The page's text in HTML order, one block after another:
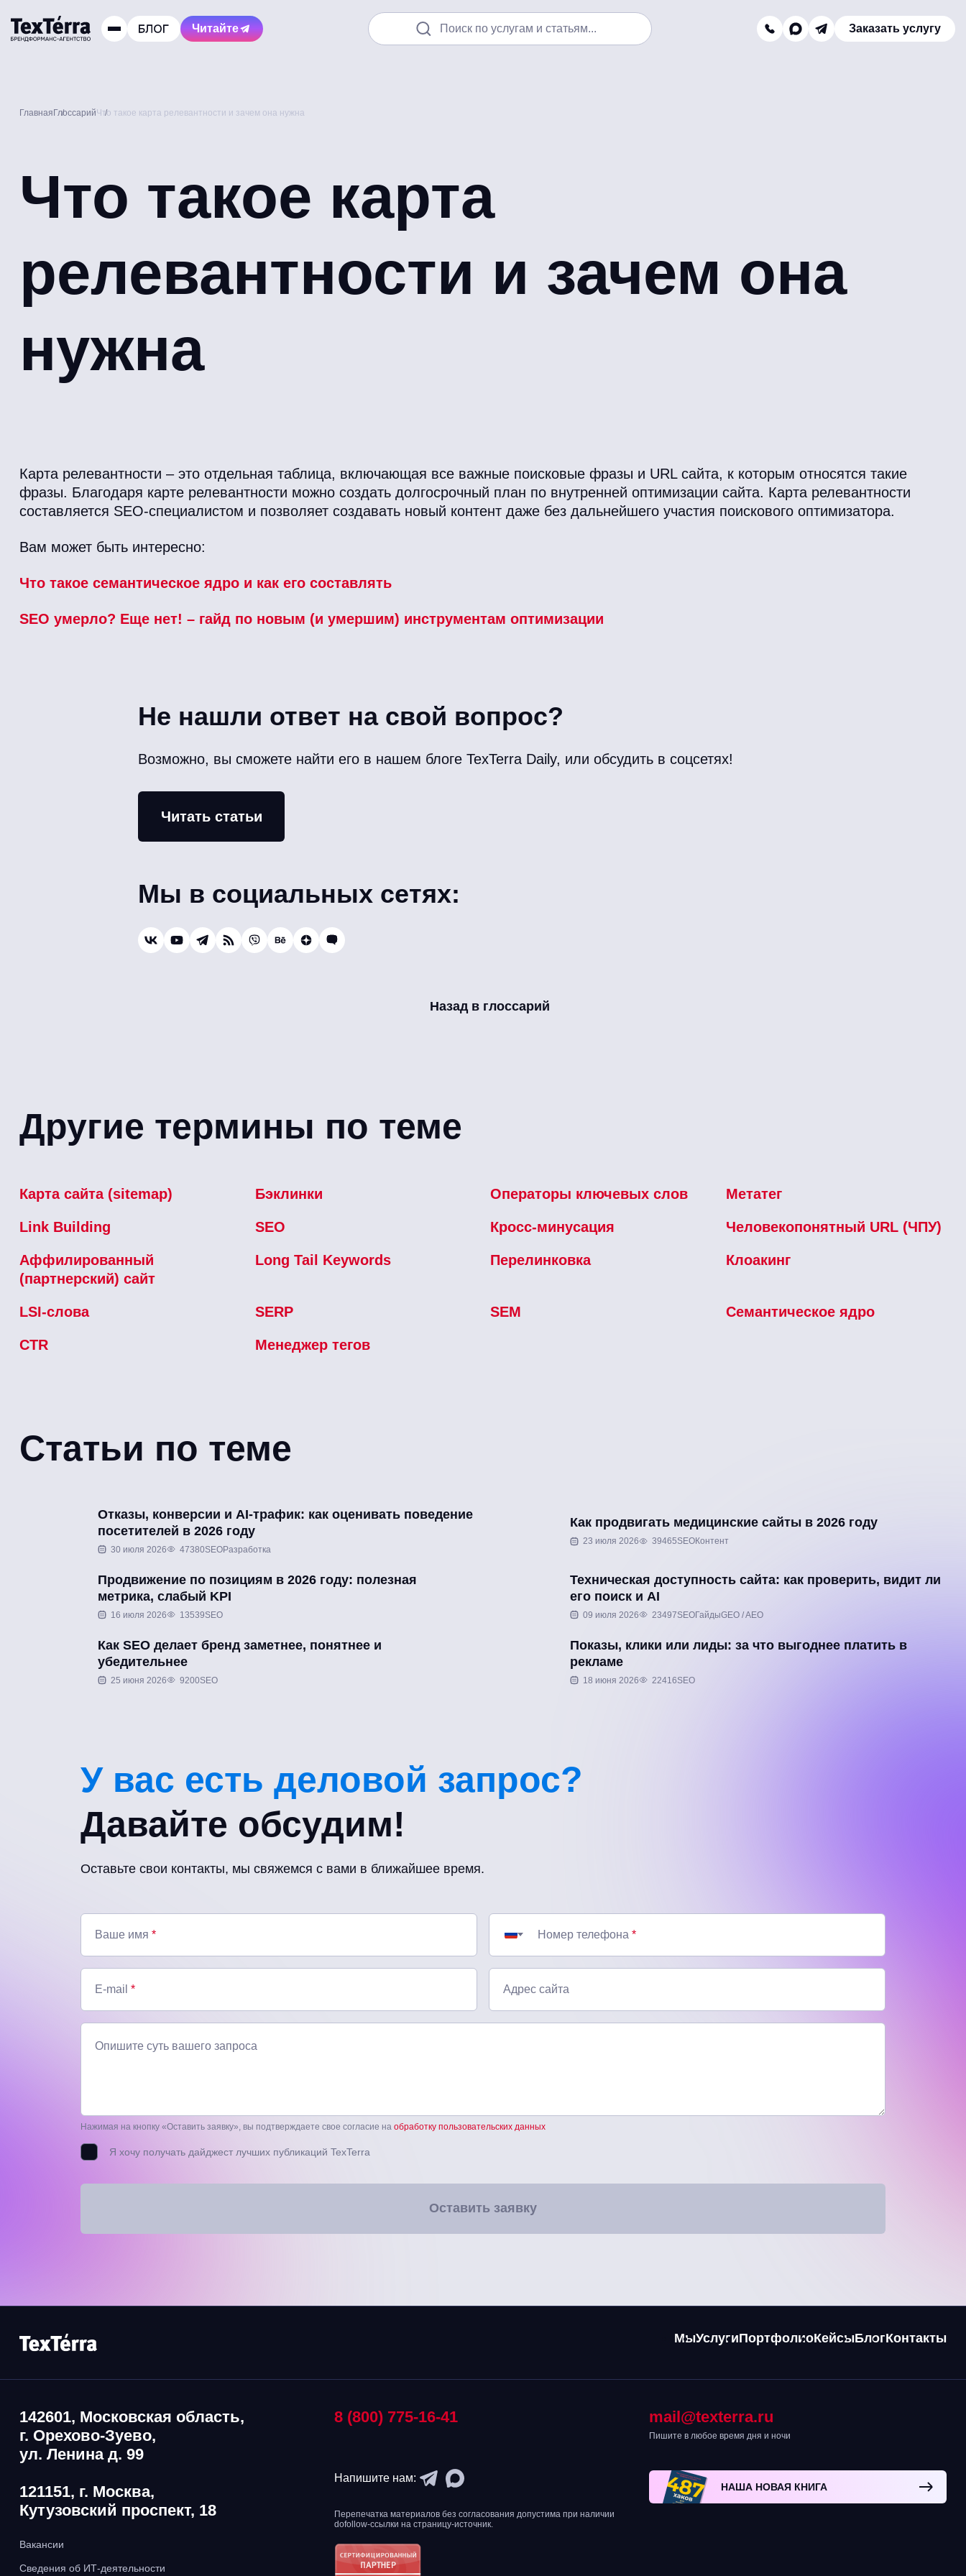
Читайте Поиск по услугам и статьям... Заказать услугу
Главная ГлоссарийЧто такое карта релевантности и зачем она нужна
Что такое карта
релевантности и зачем она
нужна
Карта релевантности – это отдельная таблица, включающая все важные поисковые фразы и URL сайта, к которым относятся такие
фразы. Благодаря карте релевантности можно создать долгосрочный план по внутренней оптимизации сайта. Карта релевантности
составляется SEO-специалистом и позволяет создавать новый контент даже без дальнейшего участия поискового оптимизатора.
Вам может быть интересно:
Что такое семантическое ядро и как его составлять
SEO умерло? Еще нет! – гайд по новым (и умершим) инструментам оптимизации
Не нашли ответ на свой вопрос?
Возможно, вы сможете найти его в нашем блоге TexTerra Daily, или обсудить в соцсетях!
Читать статьи
Мы в социальных сетях:
Назад в глоссарий
Другие термины по теме
Карта сайта (sitemap) Бэклинки Операторы ключевых слов Метатег
Link Building SEO Кросс-минусация Человекопонятный URL (ЧПУ)
Аффилированный
(партнерский) сайт
Long Tail Keywords Перелинковка Клоакинг
LSI-слова SERP SEM Семантическое ядро
CTR Менеджер тегов
Статьи по теме
Отказы, конверсии и AI-трафик: как оценивать поведение
посетителей в 2026 году
30 июля 2026 47380SEOРазработка
Как продвигать медицинские сайты в 2026 году
23 июля 2026 39465SEOКонтент
Продвижение по позициям в 2026 году: полезная
метрика, слабый KPI
16 июля 2026 13539SEO
Техническая доступность сайта: как проверить, видит ли
его поиск и AI
09 июля 2026 23497SEOГайдыGEO / AEO
Как SEO делает бренд заметнее, понятнее и
убедительнее
25 июня 2026 9200SEO
Показы, клики или лиды: за что выгоднее платить в
рекламе
18 июня 2026 22416SEO
У вас есть деловой запрос?
Давайте обсудим!
Оставьте свои контакты, мы свяжемся с вами в ближайшее время.
Ваше имя * Номер телефона *
E-mail * Адрес сайта
Опишите суть вашего запроса
Нажимая на кнопку «Оставить заявку», вы подтверждаете свое согласие на обработку пользовательских данных
Я хочу получать дайджест лучших публикаций TexTerra
Оставить заявку
МыУслугиПортфолиоКейсыБлогКонтакты
142601, Московская область,
г. Орехово-Зуево,
ул. Ленина д. 99
121151, г. Москва,
Кутузовский проспект, 18
Вакансии
Сведения об ИТ-деятельности
8 (800) 775-16-41
Напишите нам:
Перепечатка материалов без согласования допустима при наличии
dofollow-ссылки на страницу-источник.
mail@texterra.ru
Пишите в любое время дня и ночи
НАША НОВАЯ КНИГА